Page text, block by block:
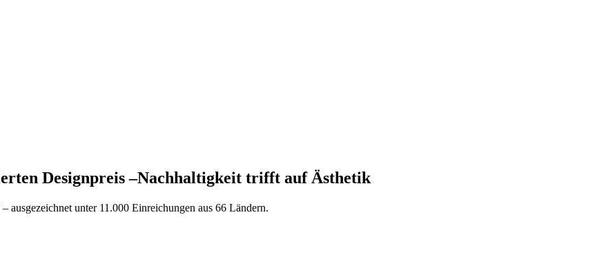
Designpreis –Nachhaltigkeit trifft auf Ästhetik
unter 11.000 Einreichungen aus 66 Ländern.